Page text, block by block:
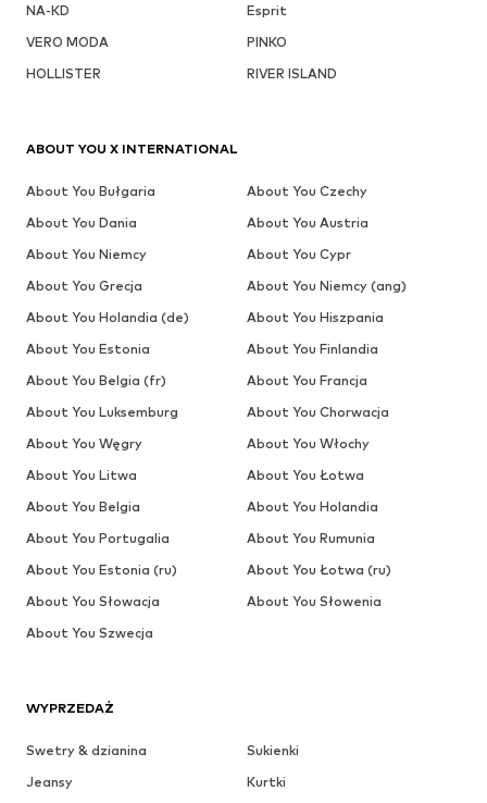
NA-KD
Esprit
VERO MODA
PINKO
HOLLISTER
RIVER ISLAND
WYPRZEDAŻ
Swetry & dzianina
Sukienki
Jeansy
Kurtki
ABOUT YOU X INTERNATIONAL
About You Bułgaria
About You Czechy
About You Dania
About You Austria
About You Niemcy
About You Cypr
About You Grecja
About You Niemcy (ang)
About You Holandia (de)
About You Hiszpania
About You Estonia
About You Finlandia
About You Belgia (fr)
About You Francja
About You Luksemburg
About You Chorwacja
About You Węgry
About You Włochy
About You Litwa
About You Łotwa
About You Belgia
About You Holandia
About You Portugalia
About You Rumunia
About You Estonia (ru)
About You Łotwa (ru)
About You Słowacja
About You Słowenia
About You Szwecja